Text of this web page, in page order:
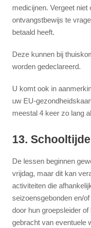
medicijnen. Vergeet
ontvangstbewijs te
betaald heeft.
Deze kunnen bij
worden gedeclareerd.
U komt ook in
uw EU-
meestal 4 keer zo lang
13.
De lessen beginnen
vrijdag, maar dit kan
activiteiten die
seizoensgebonden en/
door hun groepsleider
gebracht van eventuele